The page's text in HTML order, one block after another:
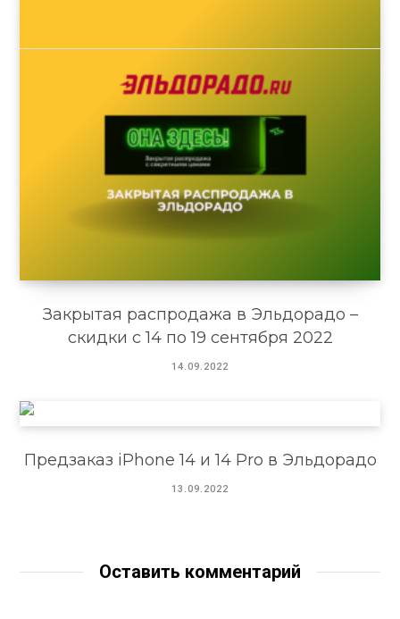
Закрытая распродажа в Эльдорадо –
скидки с 14 по 19 сентября 2022
14.09.2022
Предзаказ iPhone 14 и 14 Pro в Эльдорадо
13.09.2022
Оставить комментарий